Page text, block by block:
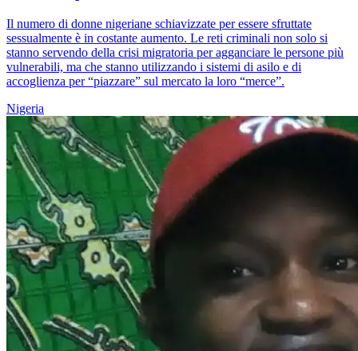
Il numero di donne nigeriane schiavizzate per essere sfruttate
sessualmente è in costante aumento. Le reti criminali non solo si
stanno servendo della crisi migratoria per agganciare le persone più
vulnerabili, ma che stanno utilizzando i sistemi di asilo e di
accoglienza per “piazzare” sul mercato la loro “merce”.
Nigeria